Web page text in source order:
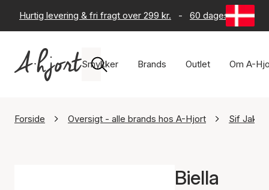
Hurtig levering & fri fragt over 299 kr. - 60 dages returret
Smykker Brands Outlet Om A-
Forside Oversigt - alle brands hos A-Hjort Sif
Biella